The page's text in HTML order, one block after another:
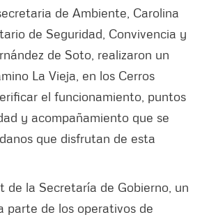
de Ambiente, Carolina
de Seguridad, Convivencia y
de Soto, realizaron un
La Vieja, en los Cerros
el funcionamiento, puntos
y acompañamiento que se
que disfrutan de esta
de la Secretaría de Gobierno, un
parte de los operativos de